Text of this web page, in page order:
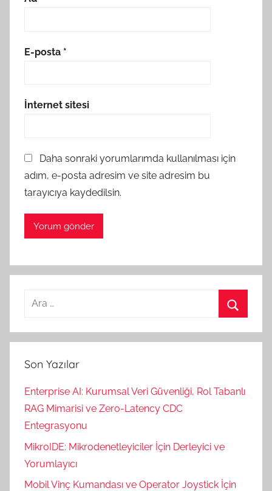
E-posta *
İnternet sitesi
Daha sonraki yorumlarımda kullanılması için
adım, e-posta adresim ve site adresim bu
tarayıcıya kaydedilsin.
Arama:
Son Yazılar
Enterprise AI: Kurumsal Veri Güvenliği, Rol Tabanlı
RAG Mimarisi ve Zero-Latency CDC
Entegrasyonu
MikroIDE: Mikrodenetleyiciler İçin Derleyici ve
Yorumlayıcı
Mobil Vinç Kumandası ve Operator Joystick İçin